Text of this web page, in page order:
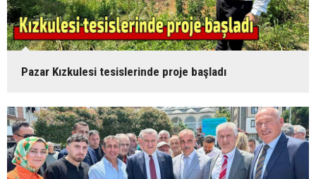
Pazar Kızkulesi tesislerinde proje başladı